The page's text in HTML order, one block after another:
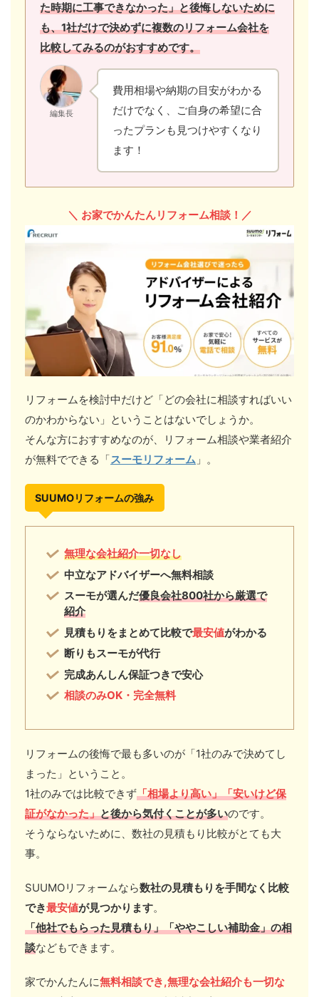
た時期に工事できなかった」と後悔しないために
も、1社だけで決めずに複数のリフォーム会社を
比較してみるのがおすすめです。
編集長
費用相場や納期の目安がわかる
だけでなく、ご自身の希望に合
ったプランも見つけやすくなり
ます！
＼ お家でかんたんリフォーム相談！／
リフォームを検討中だけど「どの会社に相談すればいい
のかわからない」ということはないでしょうか。
そんな方におすすめなのが、リフォーム相談や業者紹介
が無料でできる「スーモリフォーム 」。
SUUMOリフォームの強み
無理な会社紹介一切なし
中立なアドバイザーへ無料相談
スーモが選んだ優良会社800社から厳選で
紹介
見積もりをまとめて比較で最安値がわかる
断りもスーモが代行
完成あんしん保証つきで安心
相談のみOK・完全無料
リフォームの後悔で最も多いのが「1社のみで決めてし
まった」ということ。
1社のみでは比較できず「相場より高い」「安いけど保
証がなかった」と後から気付くことが多いのです。
そうならないために、数社の見積もり比較がとても大
事。
SUUMOリフォームなら数社の見積もりを手間なく比較
でき最安値が見つかります。
「他社でもらった見積もり」「ややこしい補助金」の相
談などもできます。
家でかんたんに無料相談でき,無理な会社紹介も一切な